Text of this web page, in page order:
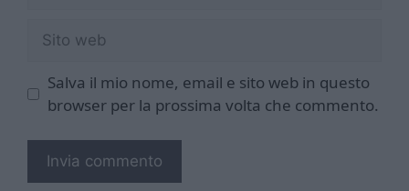
Salva il mio nome, email e sito web in questo
browser per la prossima volta che commento.